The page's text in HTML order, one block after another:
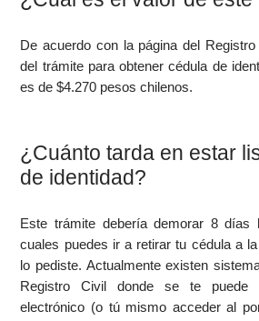
De acuerdo con la página del
del trámite para obtener cédula de
es de $4.270 pesos chilenos.
¿Cuánto tarda en estar
de identidad?
Este trámite debería demorar 8 días
cuales puedes ir a retirar tu cédula a
lo pediste. Actualmente existen
Registro Civil donde se te puede
electrónico (o tú mismo acceder al